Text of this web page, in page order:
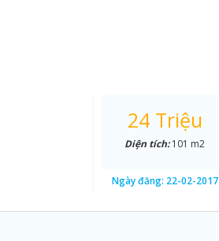
24 Triệu
Diện tích:101 m2
Ngày đăng: 22-02-2017